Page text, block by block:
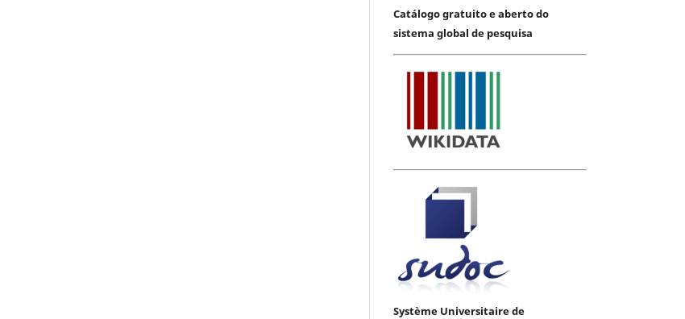
Catálogo gratuito e aberto do
sistema global de pesquisa
Système Universitaire de